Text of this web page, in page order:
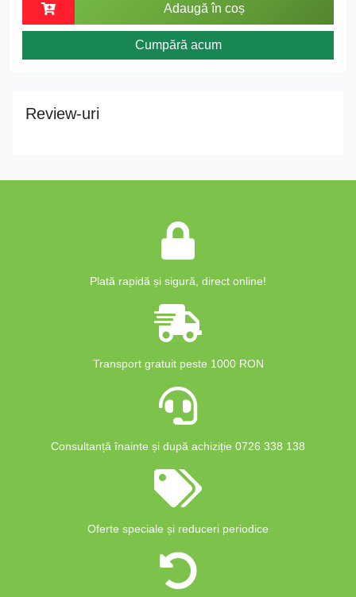
Adaugă în coș
Cumpără acum
Review-uri
Plată rapidă și sigură, direct online!
Transport gratuit peste 1000 RON
Consultanță înainte și după achiziție 0726 338 138
Oferte speciale și reduceri periodice